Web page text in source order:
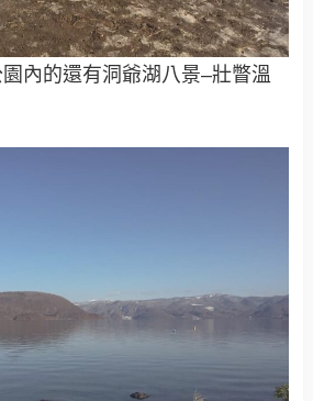
內的還有洞爺湖八景–壯瞥溫